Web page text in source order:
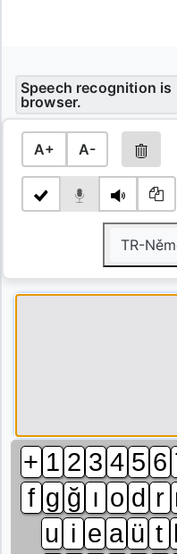
Speech recognition
browser.
A+ A-
+ 1 2 3 4 5 6
f g ğ ı o d r
u i e a ü t